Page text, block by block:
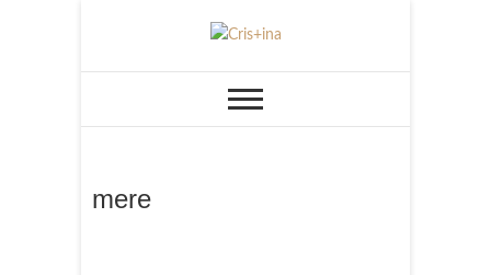
Cris+ina
mere